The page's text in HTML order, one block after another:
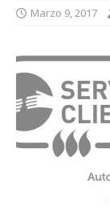
Marzo 9, 2017